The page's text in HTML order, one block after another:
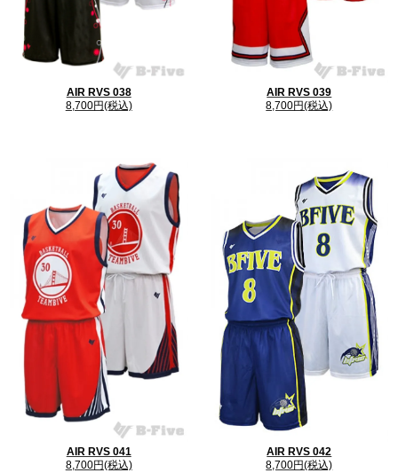
生地
生地は「マイクロメッシュ」「メッシュライトウェ
イト（スムースサイド）」の2 種類からご選びいた
だけます。
AIR RVS 038
8,700円(税込)
AIR RVS 039
8,700円(税込)
AIR RVS 041
8,700円(税込)
AIR RVS 042
8,700円(税込)